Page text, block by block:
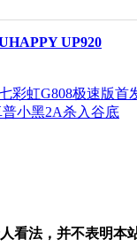
UP920
彩虹G808极速版首
小黑2A杀入谷底
看法，并不表明本